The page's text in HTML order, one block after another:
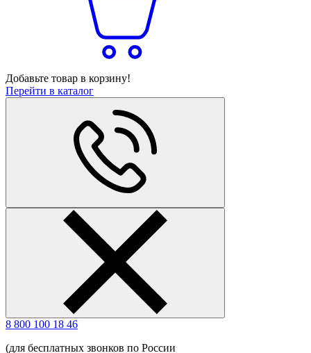
Добавьте товар в корзину!
Перейти в каталог
8 800 100 18 46
(для бесплатных звонков по России